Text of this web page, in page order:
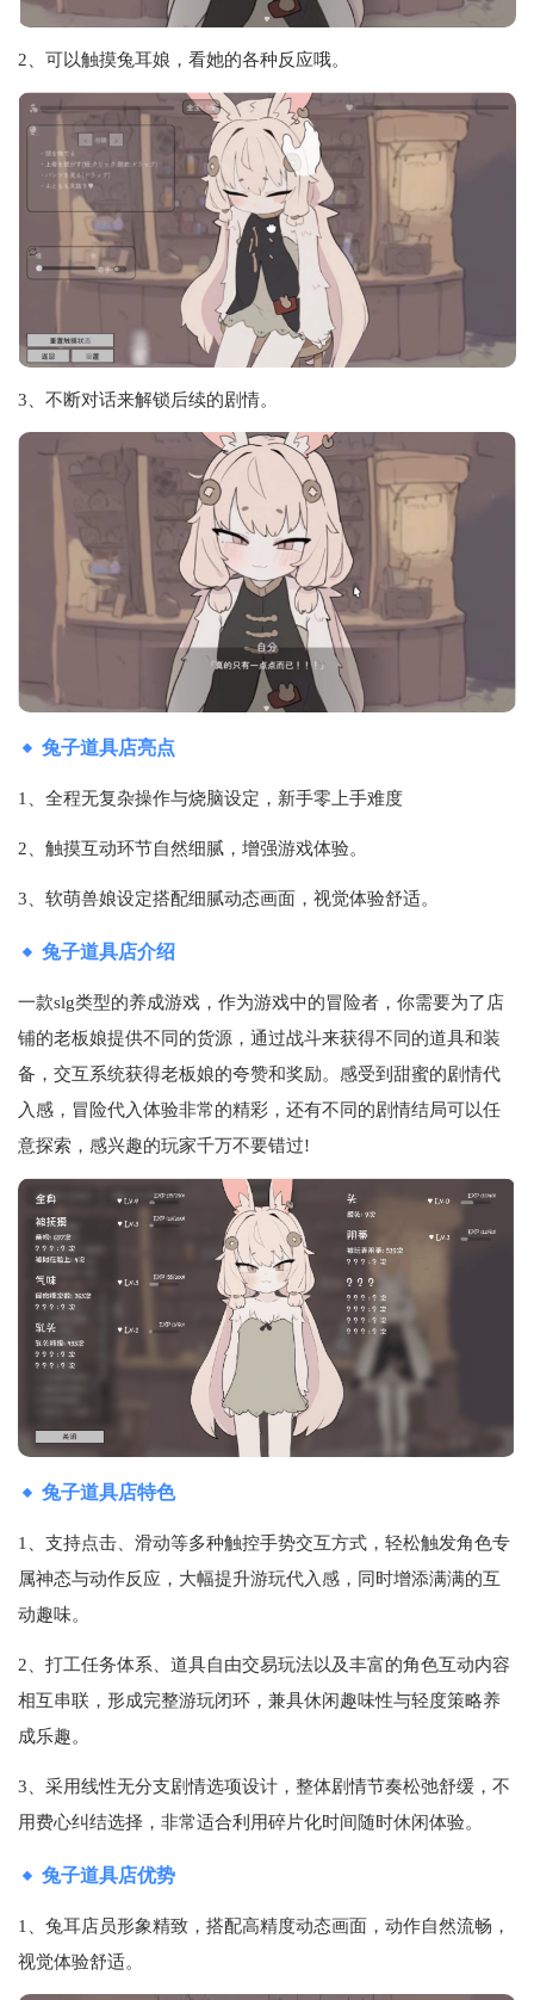
2、可以触摸兔耳娘，看她的各种反应哦。
3、不断对话来解锁后续的剧情。
兔子道具店亮点
1、全程无复杂操作与烧脑设定，新手零上手难度
2、触摸互动环节自然细腻，增强游戏体验。
3、软萌兽娘设定搭配细腻动态画面，视觉体验舒适。
兔子道具店介绍
一款slg类型的养成游戏，作为游戏中的冒险者，你需要为了店
铺的老板娘提供不同的货源，通过战斗来获得不同的道具和装
备，交互系统获得老板娘的夸赞和奖励。感受到甜蜜的剧情代
入感，冒险代入体验非常的精彩，还有不同的剧情结局可以任
意探索，感兴趣的玩家千万不要错过!
兔子道具店特色
1、支持点击、滑动等多种触控手势交互方式，轻松触发角色专
属神态与动作反应，大幅提升游玩代入感，同时增添满满的互
动趣味。
2、打工任务体系、道具自由交易玩法以及丰富的角色互动内容
相互串联，形成完整游玩闭环，兼具休闲趣味性与轻度策略养
成乐趣。
3、采用线性无分支剧情选项设计，整体剧情节奏松弛舒缓，不
用费心纠结选择，非常适合利用碎片化时间随时休闲体验。
兔子道具店优势
1、兔耳店员形象精致，搭配高精度动态画面，动作自然流畅，
视觉体验舒适。